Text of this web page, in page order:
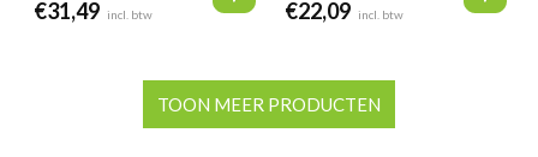
€31,49 incl. btw €22,09 incl. btw
TOON MEER PRODUCTEN